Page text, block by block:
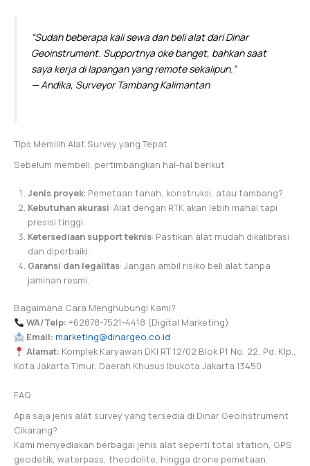
“Sudah beberapa kali sewa dan beli alat dari Dinar
Geoinstrument. Supportnya oke banget, bahkan saat
saya kerja di lapangan yang remote sekalipun.”
— Andika, Surveyor Tambang Kalimantan
Tips Memilih Alat Survey yang Tepat
Sebelum membeli, pertimbangkan hal-hal berikut:
Jenis proyek: Pemetaan tanah, konstruksi, atau tambang?
Kebutuhan akurasi: Alat dengan RTK akan lebih mahal tapi
presisi tinggi.
Ketersediaan support teknis: Pastikan alat mudah dikalibrasi
dan diperbaiki.
Garansi dan legalitas: Jangan ambil risiko beli alat tanpa
jaminan resmi.
Bagaimana Cara Menghubungi Kami?
WA/Telp: +62878-7521-4418 (Digital Marketing)
Email: marketing@dinargeo.co.id
Alamat: Komplek Karyawan DKI RT 12/02 Blok P1 No. 22, Pd. Klp.,
Kota Jakarta Timur, Daerah Khusus Ibukota Jakarta 13450
FAQ
Apa saja jenis alat survey yang tersedia di Dinar Geoinstrument
Cikarang?
Kami menyediakan berbagai jenis alat seperti total station, GPS
geodetik, waterpass, theodolite, hingga drone pemetaan.